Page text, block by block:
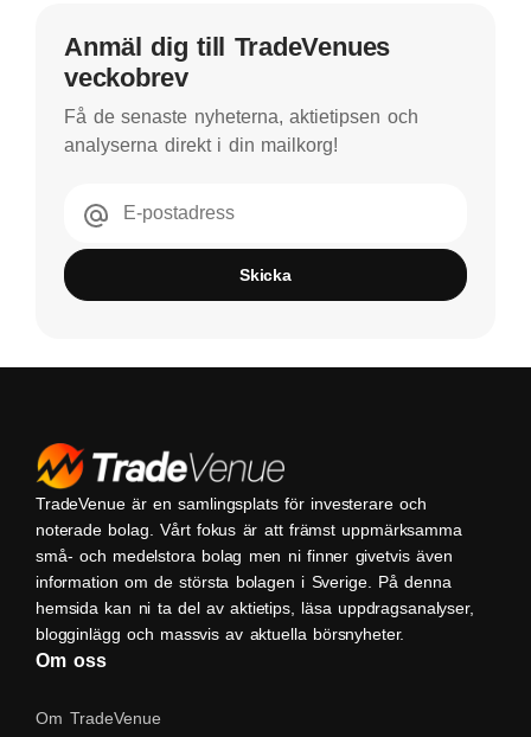
Anmäl dig till TradeVenues
veckobrev
Få de senaste nyheterna, aktietipsen och
analyserna direkt i din mailkorg!
E-postadress
Skicka
TradeVenue är en samlingsplats för investerare och
noterade bolag. Vårt fokus är att främst uppmärksamma
små- och medelstora bolag men ni finner givetvis även
information om de största bolagen i Sverige. På denna
hemsida kan ni ta del av aktietips, läsa uppdragsanalyser,
blogginlägg och massvis av aktuella börsnyheter.
Om oss
Om TradeVenue